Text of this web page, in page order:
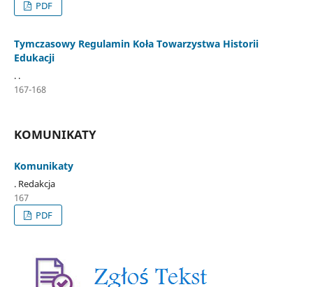
PDF
Tymczasowy Regulamin Koła Towarzystwa Historii
Edukacji
. .
167-168
KOMUNIKATY
Komunikaty
. Redakcja
167
PDF